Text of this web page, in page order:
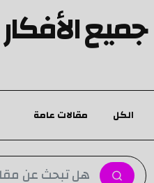
جميع الأفكار
الكل مقالات عامة